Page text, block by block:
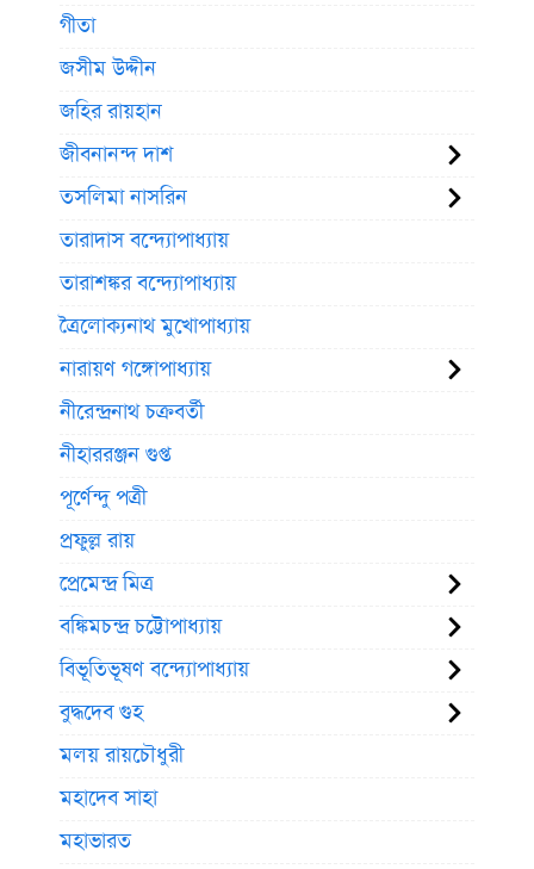
গীতা
জসীম উদ্দীন
জহির রায়হান
জীবনানন্দ দাশ
তসলিমা নাসরিন
তারাদাস বন্দ্যোপাধ্যায়
তারাশঙ্কর বন্দ্যোপাধ্যায়
ত্রৈলোক্যনাথ মুখোপাধ্যায়
নারায়ণ গঙ্গোপাধ্যায়
নীরেন্দ্রনাথ চক্রবর্তী
নীহাররঞ্জন গুপ্ত
পূর্ণেন্দু পত্রী
প্রফুল্ল রায়
প্রেমেন্দ্র মিত্র
বঙ্কিমচন্দ্র চট্টোপাধ্যায়
বিভূতিভূষণ বন্দ্যোপাধ্যায়
বুদ্ধদেব গুহ
মলয় রায়চৌধুরী
মহাদেব সাহা
মহাভারত